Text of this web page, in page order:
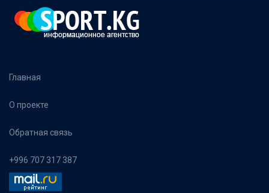
Главная
О проекте
Обратная связь
+996 707 317 387